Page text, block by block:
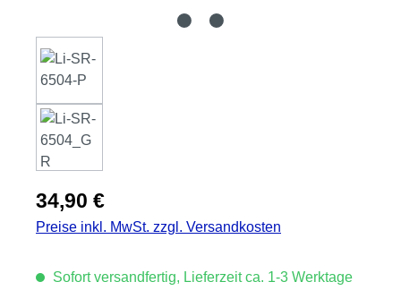
Regulärer Preis:
34,90 €
Preise inkl. MwSt. zzgl. Versandkosten
Sofort versandfertig, Lieferzeit ca. 1-3 Werktage